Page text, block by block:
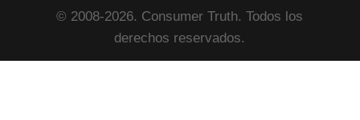
© 2008-2026. Consumer Truth. Todos los
derechos reservados.